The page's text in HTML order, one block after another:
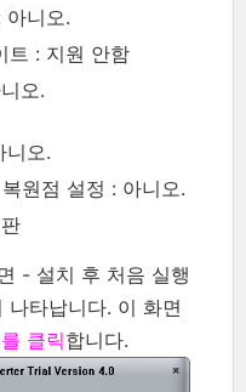
아니오.
트 : 지원 안함
오.
니오.
원점 설정 : 아니오.
- 설치 후 처음 실행
타납니다. 이 화면
클릭합니다.